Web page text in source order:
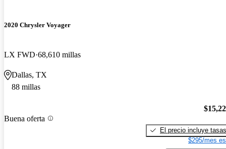
2020 Chrysler Voyager
LX FWD 68,610 millas
Dallas, TX
88 millas
Buena oferta
El precio incluye tasas
$295/mes